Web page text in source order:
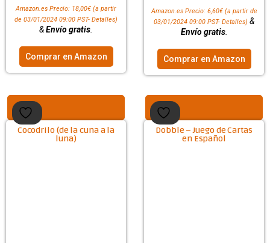
Amazon.es Precio: 18,00€ (a partir
de 03/01/2024 09:00 PST- Detalles)
&Envío gratis
Comprar en Amazon
Amazon.es Precio: 6,60€(a partir de
03/01/2024 09:00 PST- Detalles) &
Envío gratis.
Comprar en Amazon
Cocodrilo (de la cuna a la
luna)
Dobble – Juego de Cartas
en Español